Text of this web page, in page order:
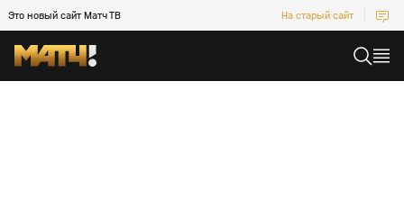
Это новый сайт Матч ТВ На старый сайт